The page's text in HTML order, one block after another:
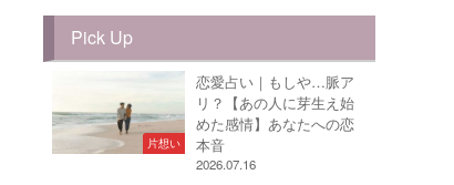
Pick Up
片想い
恋愛占い｜もしや…脈ア
リ？【あの人に芽生え始
めた感情】あなたへの恋
本音
2026.07.16